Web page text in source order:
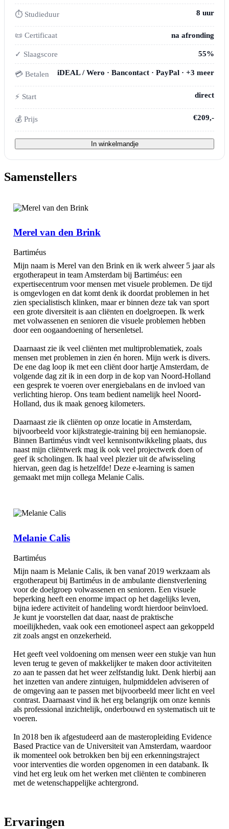
⏱ Studieduur 8 uur
📜 Certificaat na afronding
✓ Slaagscore 55%
💳 Betalen iDEAL / Wero · Bancontact · PayPal · +3 meer
⚡ Start direct
💰 Prijs €209,-
In winkelmandje
Samenstellers
Merel van den Brink
Bartiméus
Mijn naam is Merel van den Brink en ik werk alweer 5 jaar als
ergotherapeut in team Amsterdam bij Bartiméus: een
expertisecentrum voor mensen met visuele problemen. De tijd
is omgevlogen en dat komt denk ik doordat problemen in het
zien specialistisch klinken, maar er binnen deze tak van sport
een grote diversiteit is aan cliënten en doelgroepen. Ik werk
met volwassenen en senioren die visuele problemen hebben
door een oogaandoening of hersenletsel.
Daarnaast zie ik veel cliënten met multiproblematiek, zoals
mensen met problemen in zien én horen. Mijn werk is divers.
De ene dag loop ik met een cliënt door hartje Amsterdam, de
volgende dag zit ik in een dorp in de kop van Noord-Holland
een gesprek te voeren over energiebalans en de invloed van
verlichting hierop. Ons team bedient namelijk heel Noord-
Holland, dus ik maak genoeg kilometers.
Daarnaast zie ik cliënten op onze locatie in Amsterdam,
bijvoorbeeld voor kijkstrategie-training bij een hemianopsie.
Binnen Bartiméus vindt veel kennisontwikkeling plaats, dus
naast mijn cliëntwerk mag ik ook veel projectwerk doen of
geef ik scholingen. Ik haal veel plezier uit de afwisseling
hiervan, geen dag is hetzelfde! Deze e-learning is samen
gemaakt met mijn collega Melanie Calis.
Melanie Calis
Bartiméus
Mijn naam is Melanie Calis, ik ben vanaf 2019 werkzaam als
ergotherapeut bij Bartiméus in de ambulante dienstverlening
voor de doelgroep volwassenen en senioren. Een visuele
beperking heeft een enorme impact op het dagelijks leven,
bijna iedere activiteit of handeling wordt hierdoor beïnvloed.
Je kunt je voorstellen dat daar, naast de praktische
moeilijkheden, vaak ook een emotioneel aspect aan gekoppeld
zit zoals angst en onzekerheid.
Het geeft veel voldoening om mensen weer een stukje van hun
leven terug te geven of makkelijker te maken door activiteiten
zo aan te passen dat het weer zelfstandig lukt. Denk hierbij aan
het inzetten van andere zintuigen, hulpmiddelen adviseren of
de omgeving aan te passen met bijvoorbeeld meer licht en veel
contrast. Daarnaast vind ik het erg belangrijk om onze kennis
als professional inzichtelijk, onderbouwd en systematisch uit te
voeren.
In 2018 ben ik afgestudeerd aan de masteropleiding Evidence
Based Practice van de Universiteit van Amsterdam, waardoor
ik momenteel ook betrokken ben bij een erkenningstraject
voor interventies die worden opgenomen in een databank. Ik
vind het erg leuk om het werken met cliënten te combineren
met de wetenschappelijke achtergrond.
Ervaringen